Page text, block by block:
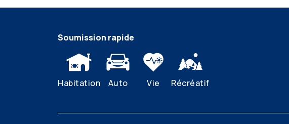
Soumission rapide
Habitation Auto Vie Récréatif